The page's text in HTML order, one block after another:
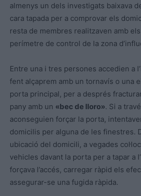
almenys un dels investigats baixava
cara tapada per a comprovar els
resta de membres realitzaven amb
perímetre de control de la zona
Entre una i tres persones accedien a
fent alçaprem amb un tornavís o una
porta principal, per a després
pany amb un «bec de lloro». Si a
aconseguien forçar la porta,
domicilis per alguna de les finestres.
ubicació del domicili, a vegades
vehicles davant la porta per a tapar a
forçava l’accés, carregar ràpid els
assegurar-se una fugida ràpida.